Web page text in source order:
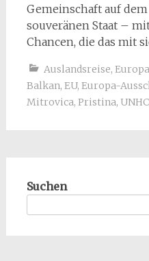
Gemeinschaft auf
souveränen Staat –
Chancen, die das mit
Auslandsreise,
Balkan, EU, Europa-
Mitrovica, Pristina,
Suchen